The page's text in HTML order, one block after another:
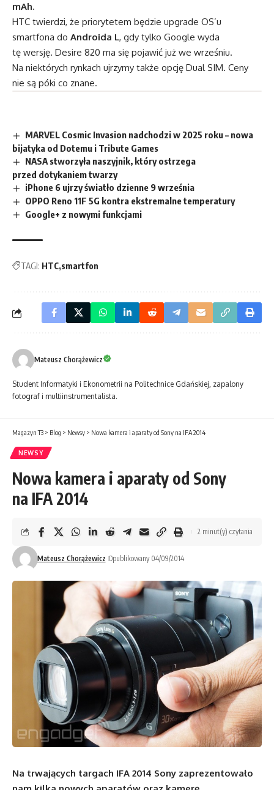
mAh.
HTC twierdzi, że priorytetem będzie upgrade OS’u
smartfona do Androida L, gdy tylko Google wyda
tę wersję. Desire 820 ma się pojawić już we wrześniu.
Na niektórych rynkach ujrzymy także opcję Dual SIM. Ceny
nie są póki co znane.
MARVEL Cosmic Invasion nadchodzi w 2025 roku – nowa
bijatyka od Dotemu i Tribute Games
NASA stworzyła naszyjnik, który ostrzega
przed dotykaniem twarzy
iPhone 6 ujrzy światło dzienne 9 września
OPPO Reno 11F 5G kontra ekstremalne temperatury
Google+ z nowymi funkcjami
TAGI: HTC smartfon
Mateusz Chorążewicz
Student Informatyki i Ekonometrii na Politechnice Gdańskiej, zapalony
fotograf i multiinstrumentalista.
Magazyn T3 > Blog > Newsy > Nowa kamera i aparaty od Sony na IFA 2014
NEWSY
Nowa kamera i aparaty od Sony
na IFA 2014
Mateusz Chorążewicz Opublikowany 04/09/2014
2 minut(y) czytania
Na trwających targach IFA 2014 Sony zaprezentowało